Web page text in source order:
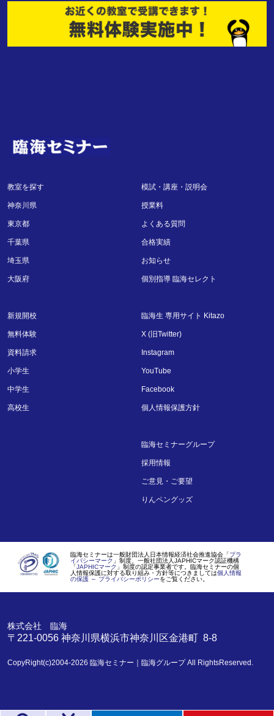
教室を探す
神奈川県
東京都
千葉県
埼玉県
大阪府
新規開校
無料体験
資料請求
小学生
中学生
高校生
模試・講座・説明会
授業料
よくある質問
合格実績
お知らせ
個別指導 臨海セレクト
臨海生 専用サイト Kitazo
X (旧Twitter)
Instagram
YouTube
Facebook
個人情報保護方針
臨海セミナーグループ
採用情報
ご意見・ご要望
りんペングッズ
臨海セミナーは一般財団法人日本情報経済社会推進協会「プラ
イバシーマーク 」制度、一般社団法人JAPHICマーク認証機構
「JAPHICマーク 」制度の認定事業者です。臨海セミナーの個
人情報保護に対する取り組み・方針等につきましては個人情報
の保護 ～ プライバシーポリシーをご覧ください。
株式会社 臨海
〒221-0056 神奈川県横浜市神奈川区金港町 8-8
CopyRight(c)2004-2026 臨海セミナー｜臨海グループAll RightsReserved.